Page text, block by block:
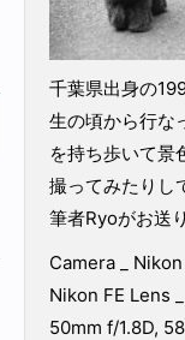
千葉県出身の
生の頃から行な
を持ち歩いて景
撮ってみたりし
筆者Ryoがお送
Camera _
Nikon FE Lens
50mm f/1.8D,